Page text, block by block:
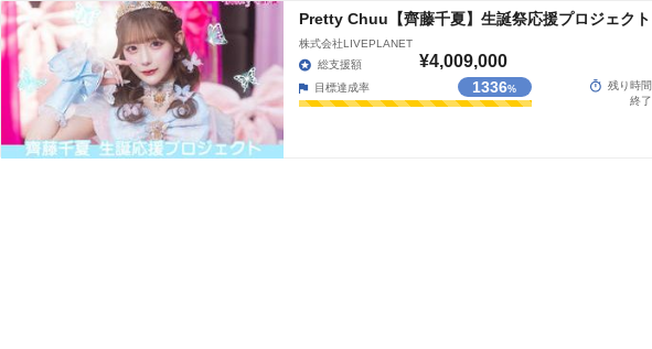
Pretty Chuu【齊藤千夏】生誕祭応援プロジェクト
株式会社LIVEPLANET
総支援額
¥4,009,000
目標達成率 1336%
残り時間
終了